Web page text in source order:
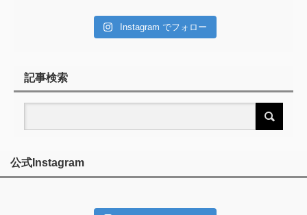
Instagram でフォロー
記事検索
公式Instagram